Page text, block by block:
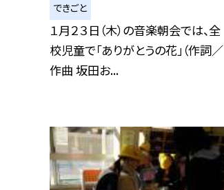
できごと
１月２３日（木）の音楽朝会では、全
校児童で「ありがとうの花」（作詞／
作曲 坂田お...